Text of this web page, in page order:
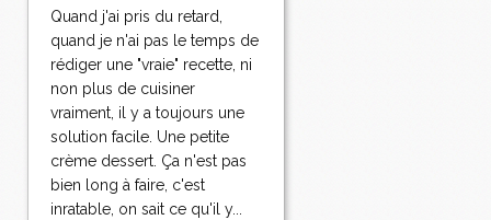
Quand j'ai pris du retard,
quand je n'ai pas le temps de
rédiger une "vraie" recette, ni
non plus de cuisiner
vraiment, il y a toujours une
solution facile. Une petite
crème dessert. Ça n'est pas
bien long à faire, c'est
inratable, on sait ce qu'il y...